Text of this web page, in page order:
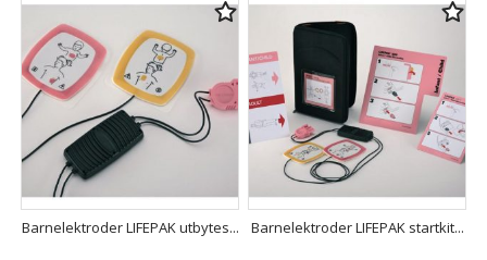
Barnelektroder LIFEPAK utbytes... Barnelektroder LIFEPAK startkit...